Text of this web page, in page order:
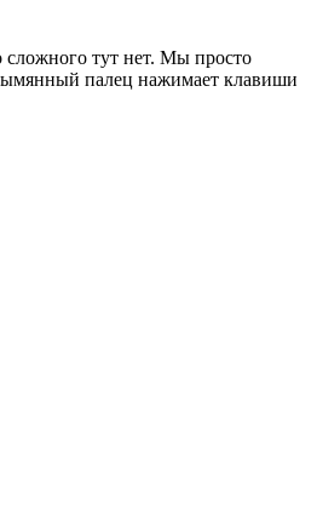
сложного тут нет. Мы просто
палец нажимает клавиши